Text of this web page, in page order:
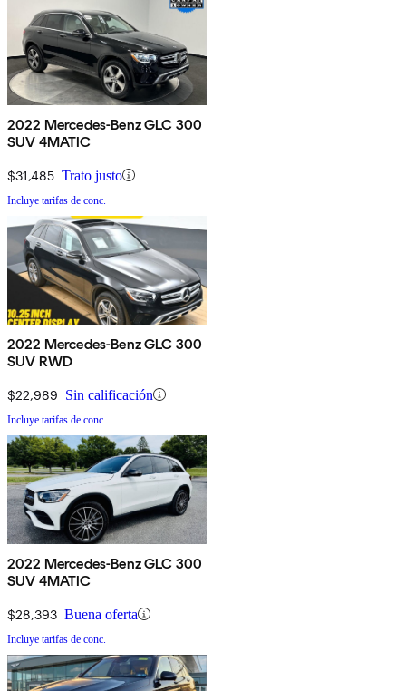
2022 Mercedes-Benz GLC 300
SUV 4MATIC
$31,485 Trato justo
Incluye tarifas de conc.
2022 Mercedes-Benz GLC 300
SUV RWD
$22,989 Sin calificación
Incluye tarifas de conc.
2022 Mercedes-Benz GLC 300
SUV 4MATIC
$28,393 Buena oferta
Incluye tarifas de conc.